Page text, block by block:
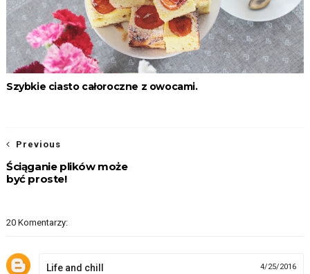
Szybkie ciasto całoroczne z owocami.
Previous
Ściąganie plików może
być proste!
20 Komentarzy:
Life and chill 4/25/2016